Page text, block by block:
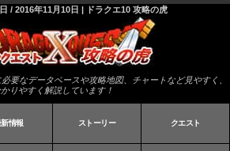
/ 2016年11月10日 | ドラクエ10 攻略の虎
要なデータベースや攻略地図、チャートなど見やすく、
かりやすく解説しています！
情報 ストーリー クエスト